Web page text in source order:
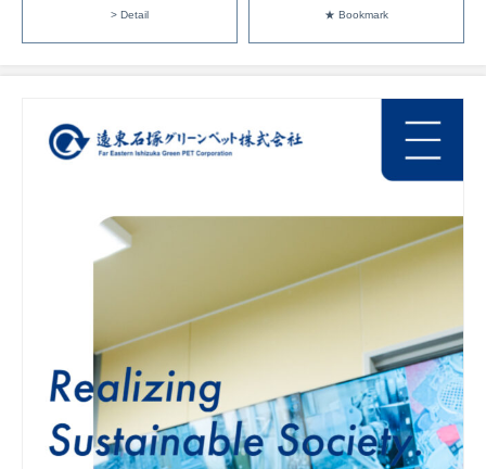
> Detail ★ Bookmark